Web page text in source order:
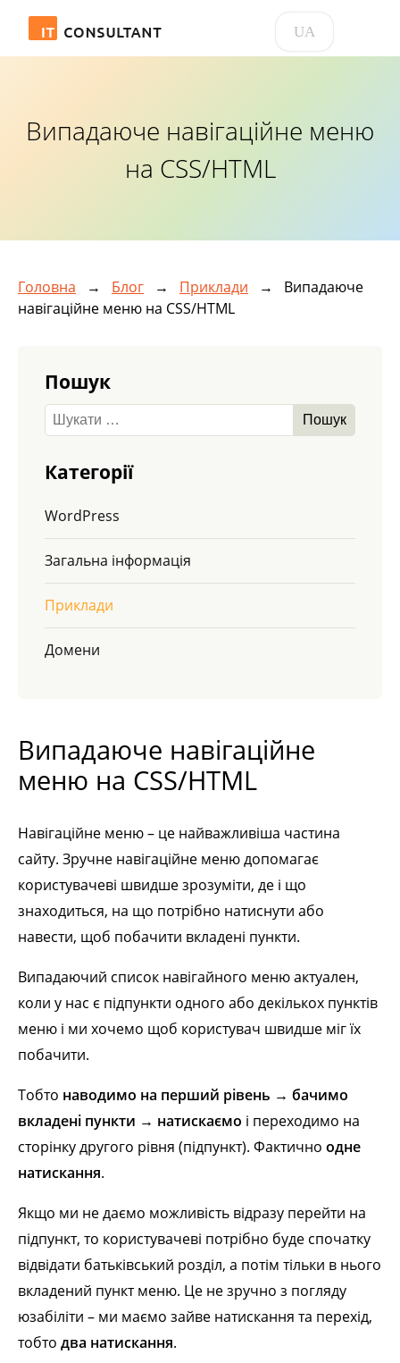
UA
Випадаюче навігаційне меню
на CSS/HTML
Головна → Блог → Приклади → Випадаюче
навігаційне меню на CSS/HTML
Пошук
Категорії
WordPress
Загальна інформація
Приклади
Домени
Випадаюче навігаційне
меню на CSS/HTML
Навігаційне меню – це найважливіша частина
сайту. Зручне навігаційне меню допомагає
користувачеві швидше зрозуміти, де і що
знаходиться, на що потрібно натиснути або
навести, щоб побачити вкладені пункти.
Випадаючий список навігайного меню актуален,
коли у нас є підпункти одного або декількох пунктів
меню і ми хочемо щоб користувач швидше міг їх
побачити.
Тобто наводимо на перший рівень → бачимо
вкладені пункти → натискаємо і переходимо на
сторінку другого рівня (підпункт). Фактично одне
натискання.
Якщо ми не даємо можливість відразу перейти на
підпункт, то користувачеві потрібно буде спочатку
відвідати батьківський розділ, а потім тільки в нього
вкладений пункт меню. Це не зручно з погляду
юзабіліти – ми маємо зайве натискання та перехід,
тобто два натискання.